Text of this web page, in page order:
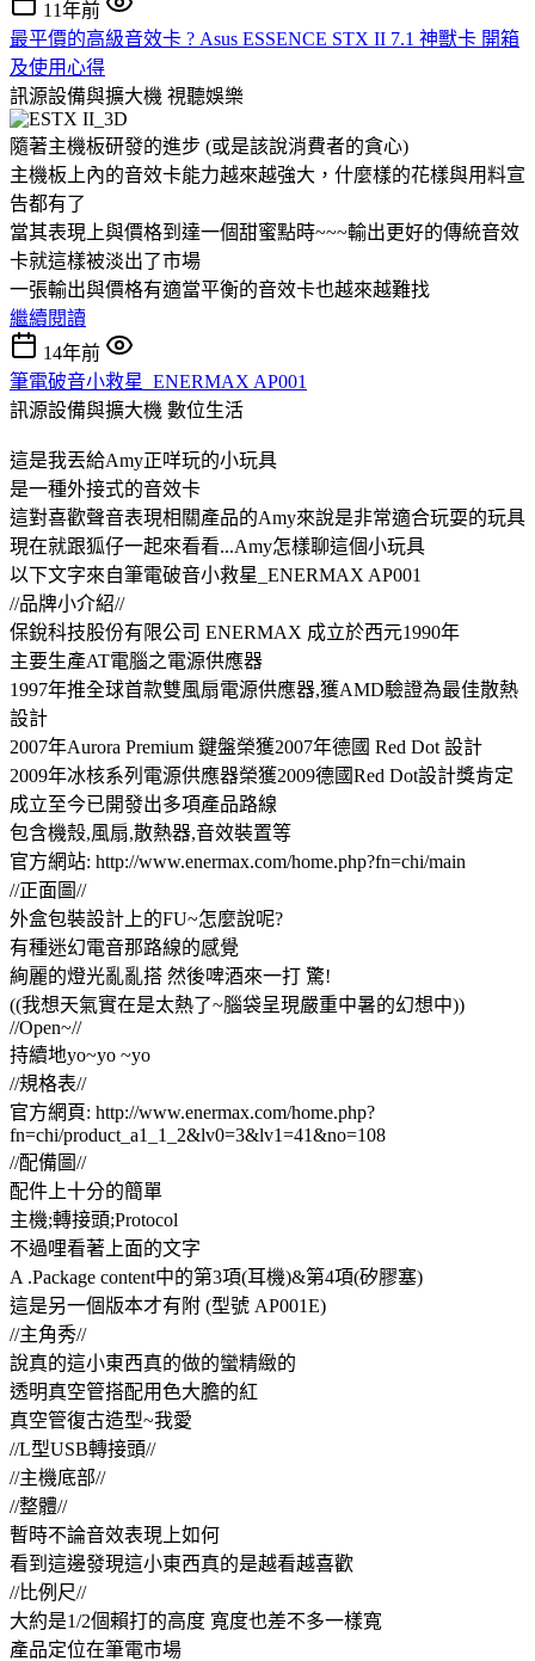
11年前
最平價的高級音效卡 ? Asus ESSENCE STX II 7.1 神獸卡 開箱
及使用心得
訊源設備與擴大機 視聽娛樂
隨著主機板研發的進步 (或是該說消費者的貪心)
主機板上內的音效卡能力越來越強大，什麼樣的花樣與用料宣
告都有了
當其表現上與價格到達一個甜蜜點時~~~輸出更好的傳統音效
卡就這樣被淡出了市場
一張輸出與價格有適當平衡的音效卡也越來越難找
繼續閱讀
14年前
筆電破音小救星_ENERMAX AP001
訊源設備與擴大機 數位生活
這是我丟給Amy正咩玩的小玩具
是一種外接式的音效卡
這對喜歡聲音表現相關產品的Amy來說是非常適合玩耍的玩具
現在就跟狐仔一起來看看...Amy怎樣聊這個小玩具
以下文字來自筆電破音小救星_ENERMAX AP001
//品牌小介紹//
保銳科技股份有限公司 ENERMAX 成立於西元1990年
主要生產AT電腦之電源供應器
1997年推全球首款雙風扇電源供應器,獲AMD驗證為最佳散熱
設計
2007年Aurora Premium 鍵盤榮獲2007年德國 Red Dot 設計
2009年冰核系列電源供應器榮獲2009德國Red Dot設計獎肯定
成立至今已開發出多項產品路線
包含機殼,風扇,散熱器,音效裝置等
官方網站: http://www.enermax.com/home.php?fn=chi/main
//正面圖//
外盒包裝設計上的FU~怎麼說呢?
有種迷幻電音那路線的感覺
絢麗的燈光亂亂搭 然後啤酒來一打 驚!
((我想天氣實在是太熱了~腦袋呈現嚴重中暑的幻想中))
//Open~//
持續地yo~yo ~yo
//規格表//
官方網頁: http://www.enermax.com/home.php?
fn=chi/product_a1_1_2&lv0=3&lv1=41&no=108
//配備圖//
配件上十分的簡單
主機;轉接頭;Protocol
不過哩看著上面的文字
A .Package content中的第3項(耳機)&第4項(矽膠塞)
這是另一個版本才有附 (型號 AP001E)
//主角秀//
說真的這小東西真的做的蠻精緻的
透明真空管搭配用色大膽的紅
真空管復古造型~我愛
//L型USB轉接頭//
//主機底部//
//整體//
暫時不論音效表現上如何
看到這邊發現這小東西真的是越看越喜歡
//比例尺//
大約是1/2個賴打的高度 寬度也差不多一樣寬
產品定位在筆電市場